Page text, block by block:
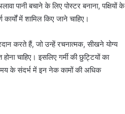
पानी बचाने के लिए पोस्टर बनाना, पक्षियों के
में शामिल किए जाने चाहिए।
करते हैं, जो उन्हें रचनात्मक, सीखने योग्य
चाहिए। इसलिए गर्मी की छुट्टियों का
के संदर्भ में इन नेक कामों की अधिक